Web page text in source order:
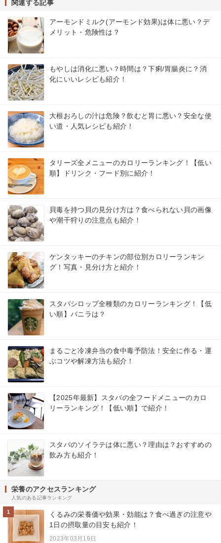
関連する記事
アーモンドミルク(アーモンド効果)は体に悪い？デ
メリット・危険性は？
もやしは消化に悪い？時間は？下痢/胃腸炎に？消
化にいいレシピも紹介！
大根おろしの汁は危険？飲むと胃に悪い？安全な使
い道・人気レシピも紹介！
タリーズ全メニューのカロリーランキング！【低い
順】ドリンク・フード別に紹介！
貝毒を持つ貝の見分け方は？食べられない貝の画像
や潮干狩りの注意点も紹介！
ケンタッキーのチキンの部位別カロリーランキン
グ！写真・見分け方と紹介！
スタバシロップ全種類のカロリーランキング！【低
い順】バニラは？
まるごと冷凍弁当の食中毒予防法！安全に作る・運
ぶコツや解凍方法も紹介！
【2025年最新】スタバの全フードメニューのカロ
リーランキング！【低い順】で紹介！
スタバのソイラテは体に悪い？理由は？おすすめの
飲み方も紹介！
栄養のアクセスランキング
人気のある記事ランキング
1
くるみの栄養価や効果・効能は？食べ過ぎの注意や
1日の摂取量の目安も紹介！
2023年03月19日